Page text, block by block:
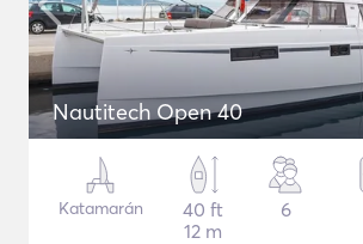
Nautitech Open 40
Katamarán
40 ft
12 m
6